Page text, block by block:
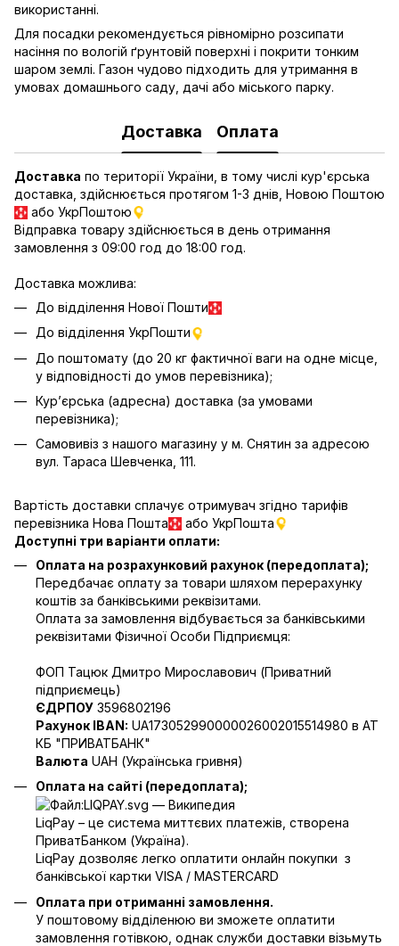
використанні.
Для посадки рекомендується рівномірно розсипати
насіння по вологій ґрунтовій поверхні і покрити тонким
шаром землі. Газон чудово підходить для утримання в
умовах домашнього саду, дачі або міського парку.
Доставка Оплата
Доставка по території України, в тому числі кур'єрська
доставка, здійснюється протягом 1-3 днів, Новою Поштою
або УкрПоштою
Відправка товару здійснюється в день отримання
замовлення з 09:00 год до 18:00 год.
Доставка можлива:
До відділення Нової Пошти
До відділення УкрПошти
До поштомату (до 20 кг фактичної ваги на одне місце,
у відповідності до умов перевізника);
Кур’єрська (адресна) доставка (за умовами
перевізника);
Самовивіз з нашого магазину у м. Снятин за адресою
вул. Тараса Шевченка, 111.
Вартість доставки сплачує отримувач згідно тарифів
перевізника Нова Пошта
або УкрПошта
Доступні три варіанти оплати:
Оплата на розрахунковий рахунок (передоплата);
Передбачає оплату за товари шляхом перерахунку
коштів за банківськими реквізитами.
Оплата за замовлення відбувається за банківськими
реквізитами Фізичної Особи Підприємця:
ФОП Тацюк Дмитро Мирославович (Приватний
пiдприємець)
ЄДРПОУ 3596802196
Рахунок IBAN: UA173052990000026002015514980 в АТ
КБ "ПРИВАТБАНК"
Валюта UAH (Українська гривня)
Оплата на сайті (передоплата);
LiqPay – це система миттєвих платежів, створена
ПриватБанком (Україна).
LiqPay дозволяє легко оплатити онлайн покупки з
банківської картки VISA / MASTERCARD
Оплата при отриманні замовлення.
У поштовому відділенюю ви зможете оплатити
замовлення готівкою, однак служби доставки візьмуть